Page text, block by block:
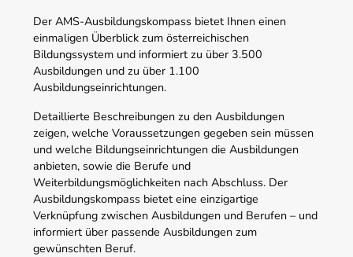
Der AMS-Ausbildungskompass bietet Ihnen einen
einmaligen Überblick zum österreichischen
Bildungssystem und informiert zu über 3.500
Ausbildungen und zu über 1.100
Ausbildungseinrichtungen.
Detaillierte Beschreibungen zu den Ausbildungen
zeigen, welche Voraussetzungen gegeben sein müssen
und welche Bildungseinrichtungen die Ausbildungen
anbieten, sowie die Berufe und
Weiterbildungsmöglichkeiten nach Abschluss. Der
Ausbildungskompass bietet eine einzigartige
Verknüpfung zwischen Ausbildungen und Berufen – und
informiert über passende Ausbildungen zum
gewünschten Beruf.